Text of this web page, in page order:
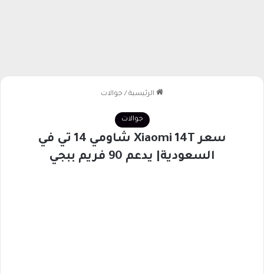
الرئيسية / جوالات
جوالات
سعر Xiaomi 14T شاومي 14 تي في
السعودية| يدعم 90 فريم ببجي